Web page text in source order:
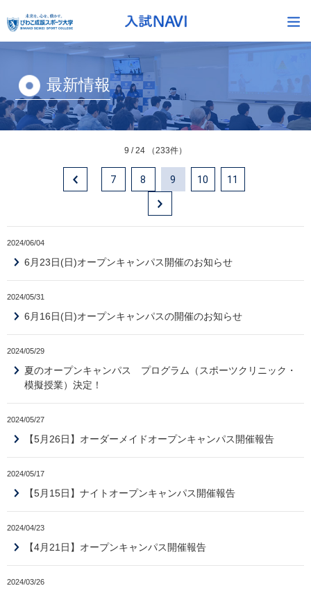
最新情報
9 / 24 （233件）
7 8 9 10 11
2024/06/04
6月23日(日)オープンキャンパス開催のお知らせ
2024/05/31
6月16日(日)オープンキャンパスの開催のお知らせ
2024/05/29
夏のオープンキャンパス プログラム（スポーツクリニック・
模擬授業）決定！
2024/05/27
【5月26日】オーダーメイドオープンキャンパス開催報告
2024/05/17
【5月15日】ナイトオープンキャンパス開催報告
2024/04/23
【4月21日】オープンキャンパス開催報告
2024/03/26